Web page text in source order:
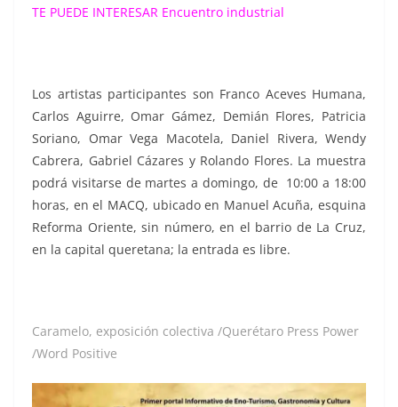
TE PUEDE INTERESAR Encuentro industrial
Los artistas participantes son Franco Aceves Humana,
Carlos Aguirre, Omar Gámez, Demián Flores, Patricia
Soriano, Omar Vega Macotela, Daniel Rivera, Wendy
Cabrera, Gabriel Cázares y Rolando Flores. La muestra
podrá visitarse de martes a domingo, de 10:00 a 18:00
horas, en el MACQ, ubicado en Manuel Acuña, esquina
Reforma Oriente, sin número, en el barrio de La Cruz,
en la capital queretana; la entrada es libre.
Caramelo, exposición colectiva /Querétaro Press Power
/Word Positive